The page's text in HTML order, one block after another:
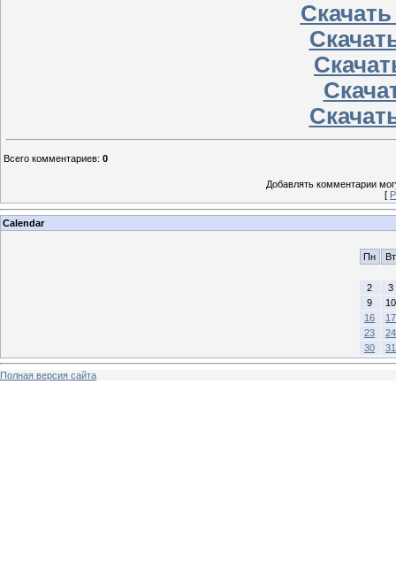
Всего комментариев: 0
Добавлять комментарии
[
Calendar
Пн Вт
2
3
9
10
16
17
23
24
30
31
Полная версия сайта